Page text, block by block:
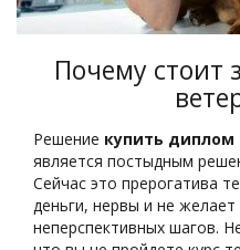
Почему стоит
Решение купить диплом
является постыдным
Сейчас это прерогатива
деньги, нервы и не
неперспективных шагов.